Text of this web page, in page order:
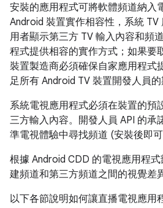
安裝的應用程式可將軟體頻道納入
Android 裝置實作相容性，系統 TV
用者顯示第三方 TV 輸入內容和頻
程式提供相容的實作方式；如果要
裝置製造商必須確保自家應用程式
足所有 Android TV 裝置開發人員的
系統電視應用程式必須在裝置的預
三方輸入內容。開發人員 API 的承
準電視體驗中尋找頻道 (安裝後即可)
根據 Android CDD 的電視應用程
建頻道和第三方頻道之間的視覺差異
以下各節說明如何讓直播電視應用